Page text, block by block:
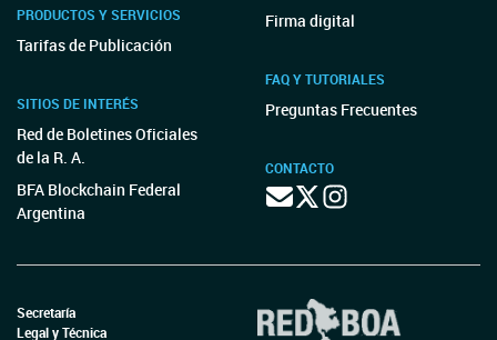
PRODUCTOS Y SERVICIOS
Tarifas de Publicación
SITIOS DE INTERÉS
Red de Boletines Oficiales
de la R. A.
BFA Blockchain Federal
Argentina
Firma digital
FAQ Y TUTORIALES
Preguntas Frecuentes
CONTACTO
Secretaría
Legal y Técnica